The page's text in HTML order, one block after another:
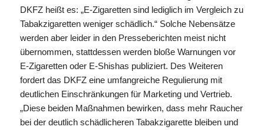
DKFZ heißt es: „E-Zigaretten sind lediglich im Vergleich zu
Tabakzigaretten weniger schädlich.“ Solche Nebensätze
werden aber leider in den Presseberichten meist nicht
übernommen, stattdessen werden bloße Warnungen vor
E-Zigaretten oder E-Shishas publiziert. Des Weiteren
fordert das DKFZ eine umfangreiche Regulierung mit
deutlichen Einschränkungen für Marketing und Vertrieb.
„Diese beiden Maßnahmen bewirken, dass mehr Raucher
bei der deutlich schädlicheren Tabakzigarette bleiben und